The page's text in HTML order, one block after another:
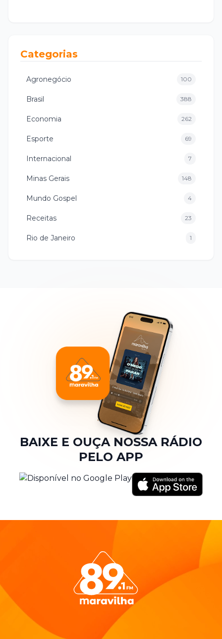
Categorias
Agronegócio 100
Brasil 388
Economia 262
Esporte 69
Internacional 7
Minas Gerais 148
Mundo Gospel 4
Receitas 23
Rio de Janeiro 1
BAIXE E OUÇA NOSSA RÁDIO
PELO APP